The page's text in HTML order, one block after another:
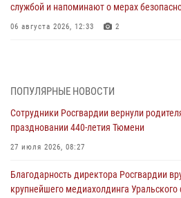
службой и напоминают о мерах
06 августа 2026, 12:33 2
06 августа 2026, 04:41 3
Росгвардейцы в Тюменской области
армии Ивана Кирилловича Яковлева
05 августа 2026, 11:03
В Тюмени офицер Росгвардии в
мерах безопасного владения оружием
ПОПУЛЯРНЫЕ НОВОСТИ
Сотрудники Росгвардии вернули
праздновании 440-летия Тюмени
27 июля 2026, 08:27
Благодарность директора Росгвардии
крупнейшего медиахолдинга Уральского